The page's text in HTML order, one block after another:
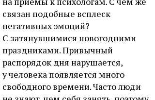
связан подобные всплеск
негативных эмоций?
С затянувшимися новогодними
праздниками. Привычный
распорядок дня нарушается,
у человека появляется много
свободного времени. Часто люди